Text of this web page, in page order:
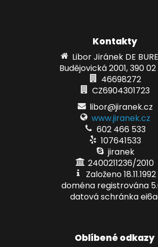
Kontakty
Libor Jiránek DE
Budějovická 2001, 390
46698272
CZ6904301723
libor@jiranek.cz
www.jiranek.cz
602 466 533
107641533
jiranek
2400211236/2010
Založeno 18.11.1992
doména registrována
datová schránka
Oblíbené odkazy